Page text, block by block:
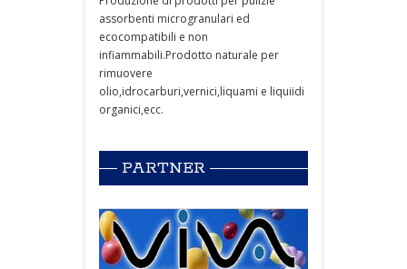
assorbenti microgranulari ed
ecocompatibili e non
infiammabili.Prodotto naturale per
rimuovere
olio,idrocarburi,vernici,liquami e liquiidi
organici,ecc.
PARTNER